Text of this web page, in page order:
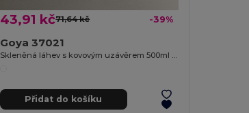
43,91 kč71,64 kč -39%
Goya 37021
Přidat do košíku